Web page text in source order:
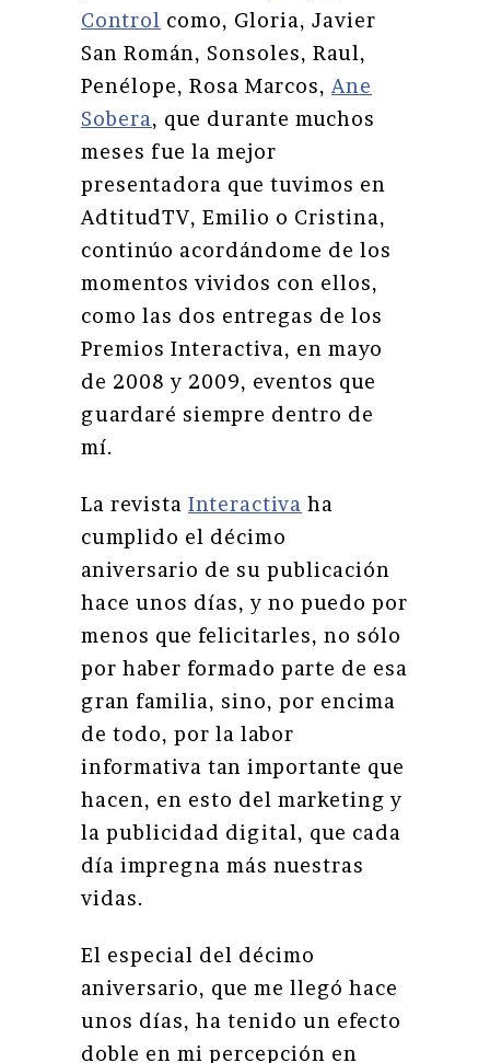
Control como, Gloria, Javier
San Román, Sonsoles, Raul,
Penélope, Rosa Marcos, Ane
Sobera, que durante muchos
meses fue la mejor
presentadora que tuvimos en
AdtitudTV, Emilio o Cristina,
continúo acordándome de los
momentos vividos con ellos,
como las dos entregas de los
Premios Interactiva, en mayo
de 2008 y 2009, eventos que
guardaré siempre dentro de
mí.
La revista Interactiva ha
cumplido el décimo
aniversario de su publicación
hace unos días, y no puedo por
menos que felicitarles, no sólo
por haber formado parte de esa
gran familia, sino, por encima
de todo, por la labor
informativa tan importante que
hacen, en esto del marketing y
la publicidad digital, que cada
día impregna más nuestras
vidas.
El especial del décimo
aniversario, que me llegó hace
unos días, ha tenido un efecto
doble en mi percepción en